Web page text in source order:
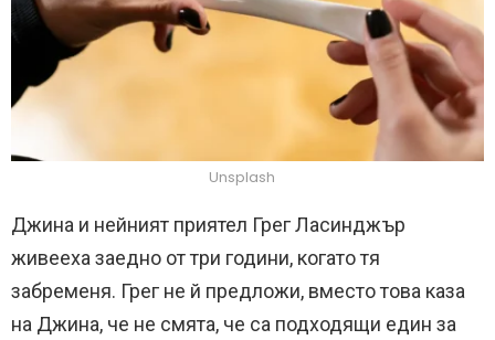
Unsplash
Джина и нейният приятел Грег Ласинджър
живееха заедно от три години, когато тя
забременя. Грег не й предложи, вместо това каза
на Джина, че не смята, че са подходящи един за